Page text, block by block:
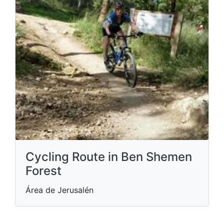
Cycling Route in Ben Shemen
Forest
Área de Jerusalén